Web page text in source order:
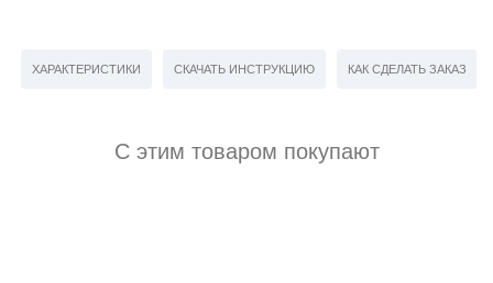
ХАРАКТЕРИСТИКИ СКАЧАТЬ ИНСТРУКЦИЮ КАК СДЕЛАТЬ ЗАКАЗ
С этим товаром покупают